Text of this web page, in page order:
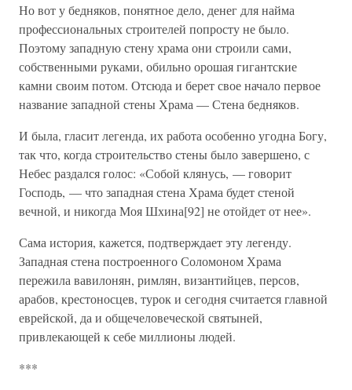
Но вот у бедняков, понятное дело, денег для найма
профессиональных строителей попросту не было.
Поэтому западную стену храма они строили сами,
собственными руками, обильно орошая гигантские
камни своим потом. Отсюда и берет свое начало первое
название западной стены Храма — Стена бедняков.
И была, гласит легенда, их работа особенно угодна Богу,
так что, когда строительство стены было завершено, с
Небес раздался голос: «Собой клянусь, — говорит
Господь, — что западная стена Храма будет стеной
вечной, и никогда Моя Шхина[92] не отойдет от нее».
Сама история, кажется, подтверждает эту легенду.
Западная стена построенного Соломоном Храма
пережила вавилонян, римлян, византийцев, персов,
арабов, крестоносцев, турок и сегодня считается главной
еврейской, да и общечеловеческой святыней,
привлекающей к себе миллионы людей.
***